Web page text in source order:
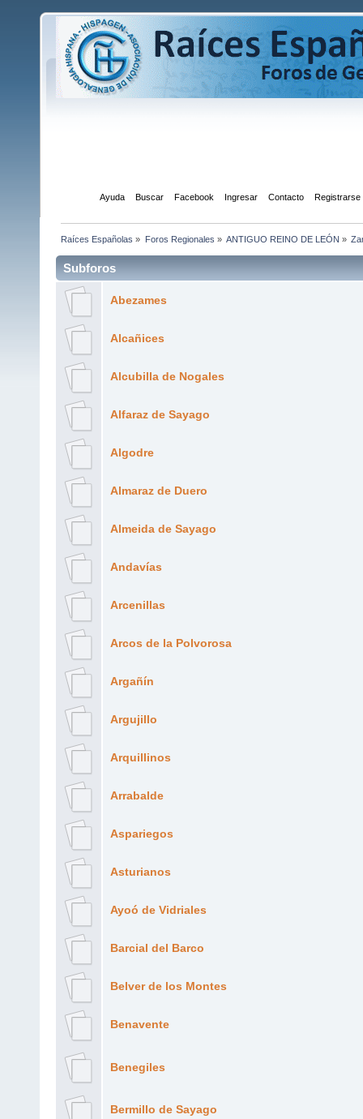
Ayuda Buscar Facebook Ingresar Contacto Registrarse
Raíces Españolas » Foros Regionales » ANTIGUO REINO DE LEÓN »
Subforos
Abezames
Alcañices
Alcubilla de Nogales
Alfaraz de Sayago
Algodre
Almaraz de Duero
Almeida de Sayago
Andavías
Arcenillas
Arcos de la Polvorosa
Argañín
Argujillo
Arquillinos
Arrabalde
Aspariegos
Asturianos
Ayoó de Vidriales
Barcial del Barco
Belver de los Montes
Benavente
Benegiles
Bermillo de Sayago